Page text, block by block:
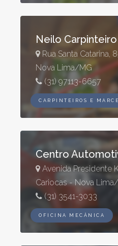
CARPINTEIROS E
Neilo Carpinteiro
Rua Santa Catarina,
Nova Lima/MG
(31) 97113-6657
OFICINA MECÂNICA
Centro
Avenida Presidente
Cariocas - Nova
(31) 3541-3033